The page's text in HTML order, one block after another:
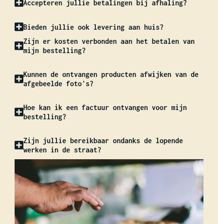
Accepteren jullie betalingen bij afhaling?
Bieden jullie ook levering aan huis?
Zijn er kosten verbonden aan het betalen van
mijn bestelling?
Kunnen de ontvangen producten afwijken van de
afgebeelde foto's?
Hoe kan ik een factuur ontvangen voor mijn
bestelling?
Zijn jullie bereikbaar ondanks de lopende
werken in de straat?